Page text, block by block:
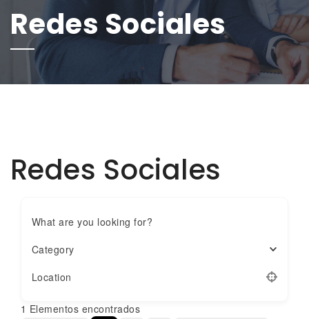
Redes Sociales
Redes Sociales
What are you looking for?
Category
Location
1 Elementos encontrados